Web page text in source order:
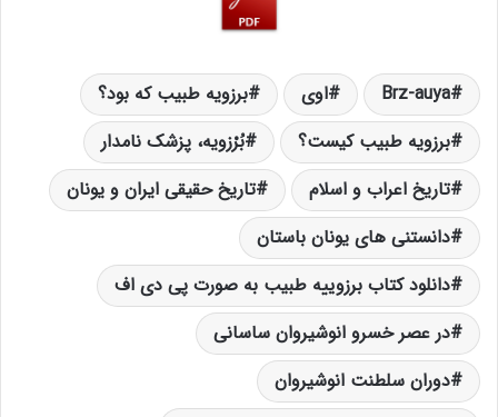
Brz-auya اوی‌
برزویه طبیب که بود؟
برزویه طبیب کیست؟
بُرْزویه‌، پزشک‌ نامدار
تاریخ اعراب و اسلام
تاریخ حقیقی ایران و یونان
دانستنی های یونان باستان
دانلود کتاب برزوییه طبیب به صورت پی دی اف
در عصر خسرو انوشیروان‌ ساسانى‌
دوران سلطنت انوشیروان